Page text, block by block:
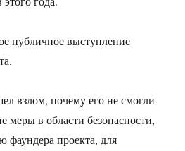
публичное выступление
взлом, почему его не смогли
меры в области безопасности,
фаундера проекта, для